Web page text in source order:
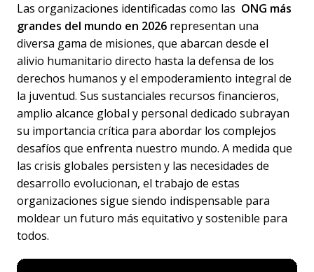
Las organizaciones identificadas como las ONG más
grandes del mundo en 2026 representan una
diversa gama de misiones, que abarcan desde el
alivio humanitario directo hasta la defensa de los
derechos humanos y el empoderamiento integral de
la juventud. Sus sustanciales recursos financieros,
amplio alcance global y personal dedicado subrayan
su importancia crítica para abordar los complejos
desafíos que enfrenta nuestro mundo. A medida que
las crisis globales persisten y las necesidades de
desarrollo evolucionan, el trabajo de estas
organizaciones sigue siendo indispensable para
moldear un futuro más equitativo y sostenible para
todos.